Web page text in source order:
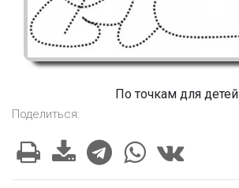
По точкам для детей
Поделиться: